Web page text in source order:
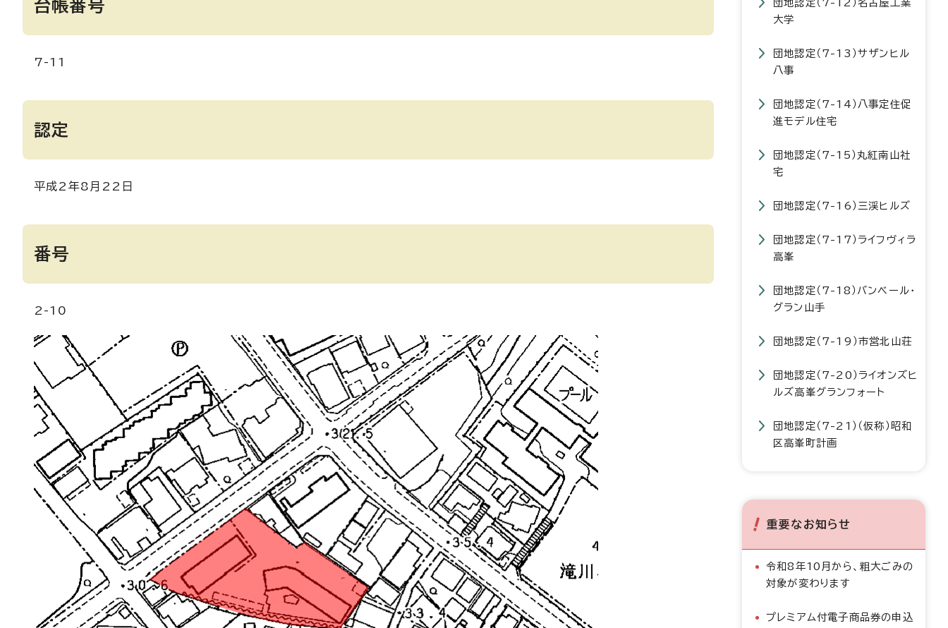
台帳番号
7-11
認定
平成2年8月22日
番号
2-10
団地認定（7-12）名古屋工業
大学
団地認定（7-13）サザンヒル
八事
団地認定（7-14）八事定住促
進モデル住宅
団地認定（7-15）丸紅南山社
宅
団地認定（7-16）三渓ヒルズ
団地認定（7-17）ライフヴィラ
高峯
団地認定（7-18）バンベール・
グラン山手
団地認定（7-19）市営北山荘
団地認定（7-20）ライオンズヒ
ルズ高峯グランフォート
団地認定（7-21）（仮称）昭和
区高峯町計画
重要なお知らせ
令和8年10月から、粗大ごみの
対象が変わります
プレミアム付電子商品券の申込